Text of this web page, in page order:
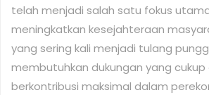
telah menjadi salah satu fokus
meningkatkan kesejahteraan
yang sering kali menjadi tulang
membutuhkan dukungan yang
berkontribusi maksimal dalam